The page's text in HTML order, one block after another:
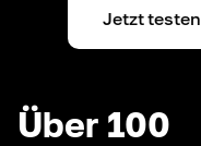
Jetzt testen
Über 100